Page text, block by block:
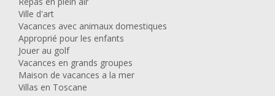
Ville d'art
Vacances avec animaux domestiques
Approprié pour les enfants
Jouer au golf
Vacances en grands groupes
Maison de vacances a la mer
Villas en Toscane